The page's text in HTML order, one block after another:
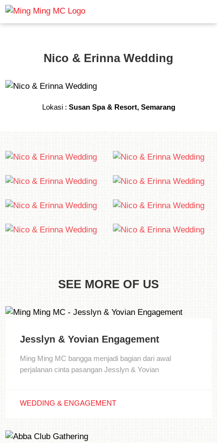
Nico & Erinna Wedding
Lokasi : Susan Spa & Resort, Semarang
SEE MORE OF US
Jesslyn & Yovian Engagement
Ming Ming MC bangga menjadi bagian dari awal
perjalanan cinta pasangan Jesslyn & Yovian
WEDDING & ENGAGEMENT